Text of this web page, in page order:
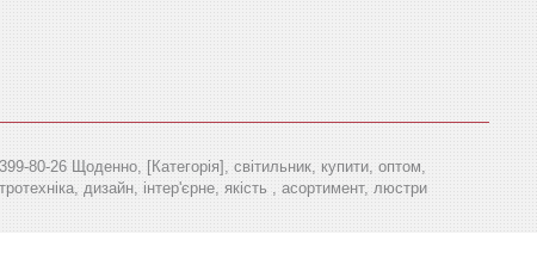
80-26 Щоденно, [Категорія], світильник, купити, оптом,
дизайн, інтер'єрне, якість , асортимент, люстри